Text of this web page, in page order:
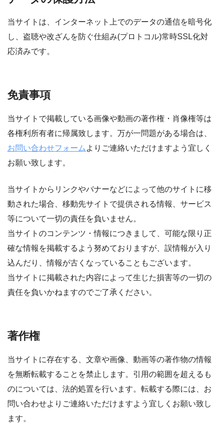
当サイトは、インターネット上でのデータの通信を暗号化
し、盗聴や改ざんを防ぐ仕組み(プロトコル)常時SSL化対
応済みです。
免責事項
当サイトで掲載している画像や動画の著作権・肖像権等は
各権利所有者に帰属致します。万が一問題がある場合は、
お問い合わせフォーム よりご連絡いただけますよう宜しく
お願い致します。
当サイトからリンクやバナーなどによって他のサイトに移
動された場合、移動先サイトで提供される情報、サービス
等について一切の責任を負いません。
当サイトのコンテンツ・情報につきまして、可能な限り正
確な情報を掲載するよう努めておりますが、誤情報が入り
込んだり、情報が古くなっていることもございます。
当サイトに掲載された内容によって生じた損害等の一切の
責任を負いかねますのでご了承ください。
著作権
当サイトに存在する、文章や画像、動画等の著作物の情報
を無断転載することを禁止します。引用の範囲を超えるも
のについては、法的処置を行います。転載する際には、お
問い合わせよりご連絡いただけますよう宜しくお願い致し
ます。